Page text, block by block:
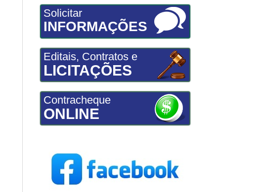
Solicitar
INFORMAÇÕES
Editais, Contratos e
LICITAÇÕES
Contracheque
ONLINE